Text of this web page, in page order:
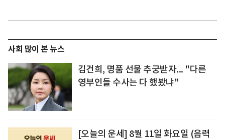
사회 많이 본 뉴스
김건희, 명품 선물 추궁받자... "다른
영부인들 수사는 다 했봤냐"
[오늘의 운세] 8월 11일 화요일 (음력